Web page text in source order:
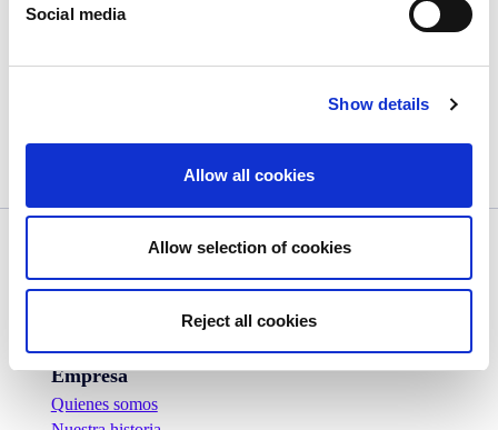
Social media
Show details
Allow all cookies
Allow selection of cookies
Reject all cookies
Nos complace anunciar el lanzamiento de un nuevo
¡Una innovación crujiente y divertida que en manos
Empresa
Quienes somos